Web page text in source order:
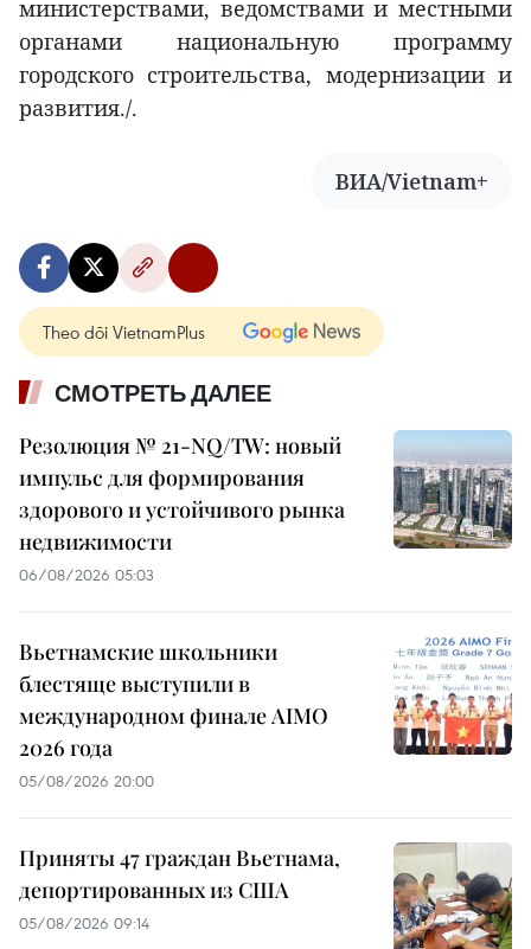
министерствами, ведомствами и местными
органами национальную программу
городского строительства, модернизации и
развития./.
ВИА/Vietnam+
Theo dõi VietnamPlus
СМОТРЕТЬ ДАЛЕЕ
Резолюция № 21-NQ/TW: новый
импульс для формирования
здорового и устойчивого рынка
недвижимости
06/08/2026 05:03
Вьетнамские школьники
блестяще выступили в
международном финале AIMO
2026 года
05/08/2026 20:00
Приняты 47 граждан Вьетнама,
депортированных из США
05/08/2026 09:14